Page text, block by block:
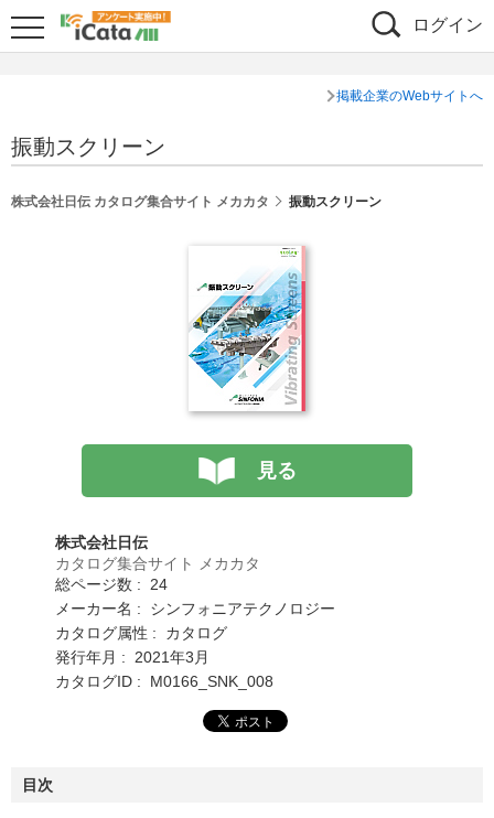
ログイン
掲載企業のWebサイトへ
振動スクリーン
株式会社日伝 カタログ集合サイト メカカタ 振動スクリーン
見る
株式会社日伝
カタログ集合サイト メカカタ
総ページ数 : 24
メーカー名 : シンフォニアテクノロジー
カタログ属性 : カタログ
発行年月 : 2021年3月
カタログID : M0166_SNK_008
目次